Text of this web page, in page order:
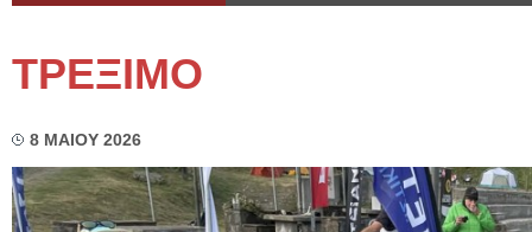
ΤΡΕΞΙΜΟ
8 ΜΑΙΟΥ 2026